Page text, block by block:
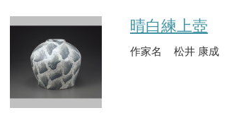
晴白練上壺
作家名 松井 康成